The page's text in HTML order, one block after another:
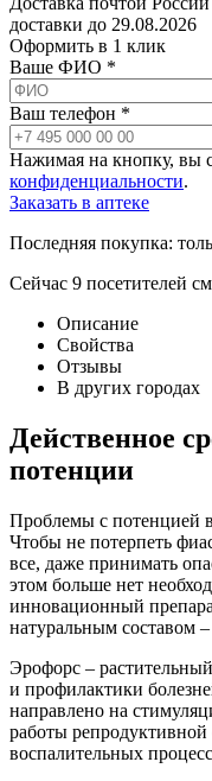
доставки до 29.08.2026
Оформить в 1 клик
Ваше ФИО *
Ваш телефон *
Нажимая на кнопку, вы
конфиденциальности.
Заказать в аптеке
Последняя покупка:
Сейчас 9 посетителей
Описание
Свойства
Отзывы
В других городах
Действенное
потенции
Проблемы с потенцией
Чтобы не потерпеть
все, даже принимать
этом больше нет
инновационный
натуральным составом
Эрофорс –
и профилактики
направлено на
работы
воспалительных